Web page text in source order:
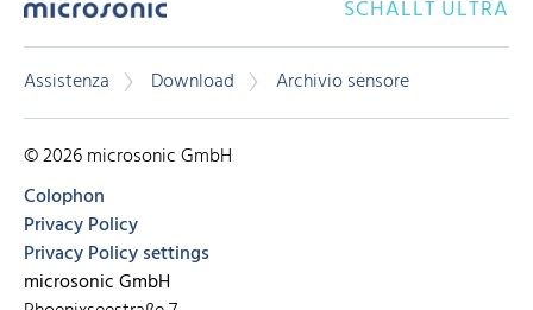
SCHALLT ULTRA
Assistenza Download Archivio sensore
© 2026 microsonic GmbH
Colophon
Privacy Policy
Privacy Policy settings
microsonic GmbH